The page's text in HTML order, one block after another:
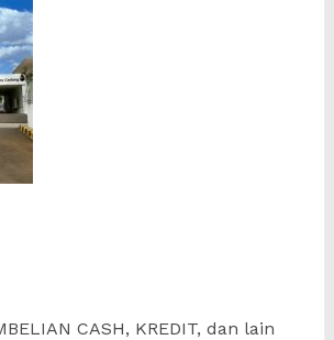
CASH, KREDIT, dan lain